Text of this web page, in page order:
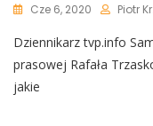
Cze 6, 2020 Piotr
Dziennikarz tvp.info
prasowej Rafała
jakie